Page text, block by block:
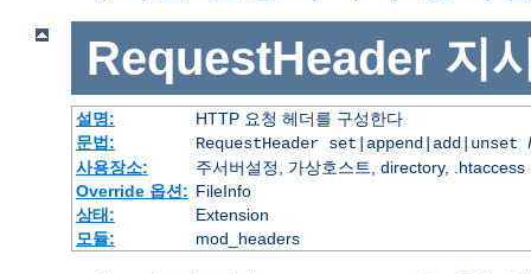
RequestHeader 지
설명:
HTTP 요청 헤더를 구성한다
문법:
RequestHeader set|append|add|unset
사용장소:
주서버설정, 가상호스트, directory, .htaccess
Override 옵션: FileInfo
상태:
Extension
모듈:
mod_headers